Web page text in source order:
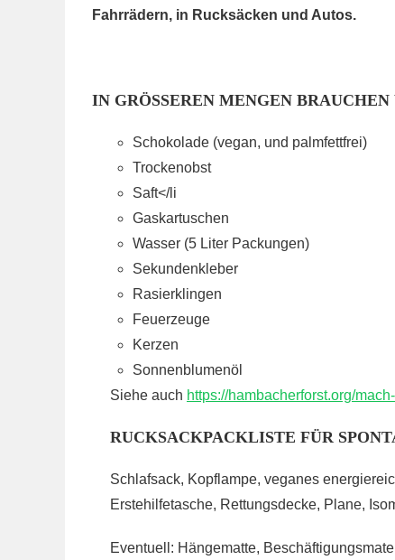
Fahrrädern, in Rucksäcken und Autos.
IN GRÖSSEREN MENGEN
Schokolade (vegan, und palmfettfrei)
Trockenobst
Saft</li
Gaskartuschen
Wasser (5 Liter Packungen)
Sekundenkleber
Rasierklingen
Feuerzeuge
Kerzen
Sonnenblumenöl
Siehe auch https://hambacherforst.org/
RUCKSACKPACKLISTE FÜR
Schlafsack, Kopflampe, veganes
Erstehilfetasche, Rettungsdecke, Plane,
Eventuell: Hängematte,